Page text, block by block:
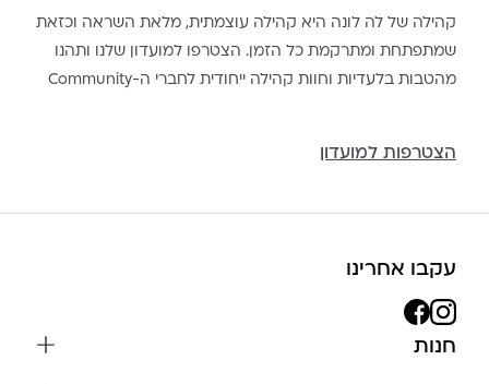
קהילה של לה לונה היא קהילה עוצמתית, מלאת השראה וכזאת
שמתפתחת ומתרקמת כל הזמן. הצטרפו למועדון שלנו ותהנו
מהטבות בלעדיות וחוות קהילה ייחודית לחברי ה-Community
הצטרפות למועדון
עקבו אחרינו
חנות